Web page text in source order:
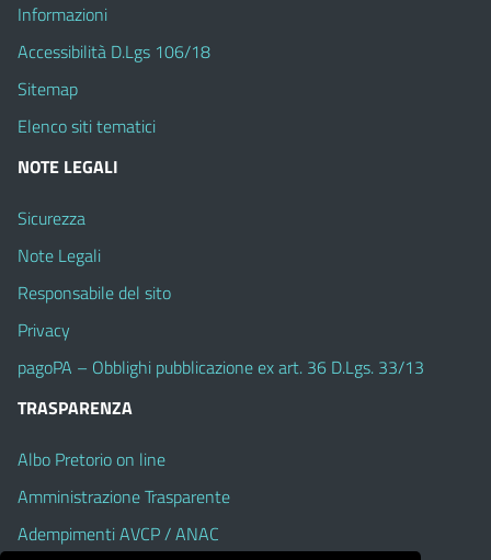
Informazioni
Accessibilità D.Lgs 106/18
Sitemap
Elenco siti tematici
NOTE LEGALI
Sicurezza
Note Legali
Responsabile del sito
Privacy
pagoPA – Obblighi pubblicazione ex art. 36 D.Lgs. 33/13
TRASPARENZA
Albo Pretorio on line
Amministrazione Trasparente
Adempimenti AVCP / ANAC